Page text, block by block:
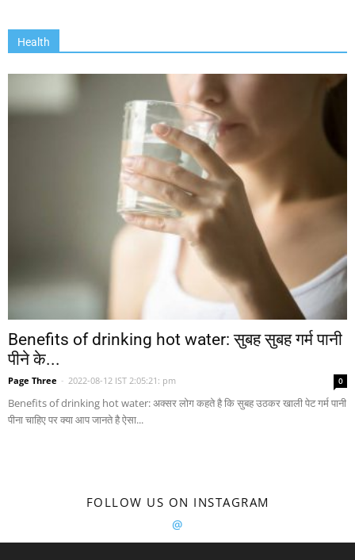
Health
Benefits of drinking hot water: सुबह सुबह गर्म पानी
पीने के...
Page Three - 2022-08-12 IST 2:05:21: pm 0
Benefits of drinking hot water: अक्सर लोग कहते है कि सुबह उठकर खाली पेट गर्म पानी
पीना चाहिए पर क्या आप जानते है ऐसा...
FOLLOW US ON INSTAGRAM
@